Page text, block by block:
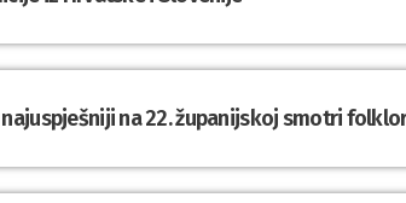
na 22. županijskoj smotri